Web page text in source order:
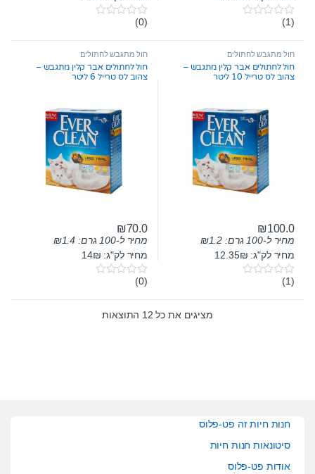
0
t
o
f
5
(1)
0
t
o
f
5
(0)
חול מתגבש לחתולים
חול לחתולים אבר קלין מתגבש –
צהוב לס טרייל 10 ליטר
₪100.0
מחיר ל-100 גרם: ₪1.2
מחיר לק"ג: 12.35₪
0
u
(1)
חול מתגבש לחתולים
חול לחתולים אבר קלין מתגבש –
צהוב לס טרייל 6 ליטר
₪70.0
מחיר ל-100 גרם: ₪1.4
מחיר לק"ג: 14₪
0
u
t
(0)
מציגים את כל ⁦12⁩ התוצאות
חנות חיות זה פט-פלוס
סיטונאות חנות חיות
אודות פט-פלוס